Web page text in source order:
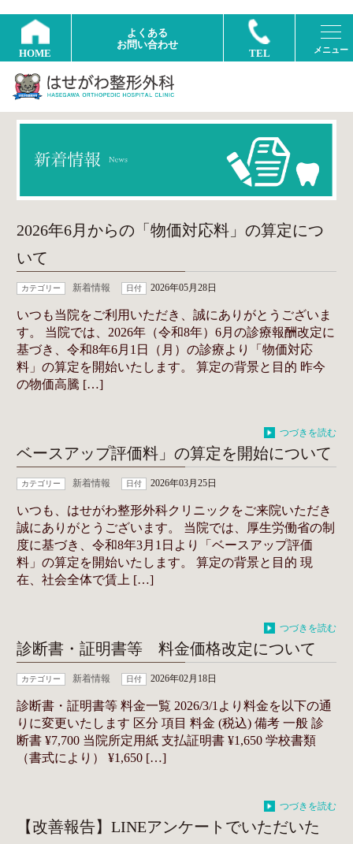
HOME
よくある
お問い合わせ
TEL
2026年6月からの「物価対応料」の算定につ
いて
カテゴリー 新着情報 日付 2026年05月28日
いつも当院をご利用いただき、誠にありがとうございま
す。 当院では、2026年（令和8年）6月の診療報酬改定に
基づき、令和8年6月1日（月）の診療より「物価対応
料」の算定を開始いたします。 算定の背景と目的 昨今
の物価高騰 […]
つづきを読む
ベースアップ評価料」の算定を開始について
カテゴリー 新着情報 日付 2026年03月25日
いつも、はせがわ整形外科クリニックをご来院いただき
誠にありがとうございます。 当院では、厚生労働省の制
度に基づき、令和8年3月1日より「ベースアップ評価
料」の算定を開始いたします。 算定の背景と目的 現
在、社会全体で賃上 […]
つづきを読む
診断書・証明書等 料金価格改定について
カテゴリー 新着情報 日付 2026年02月18日
診断書・証明書等 料金一覧 2026/3/1より料金を以下の通
りに変更いたします 区分 項目 料金 (税込) 備考 一般 診
断書 ¥7,700 当院所定用紙 支払証明書 ¥1,650 学校書類
（書式により） ¥1,650 […]
つづきを読む
【改善報告】LINEアンケートでいただいた